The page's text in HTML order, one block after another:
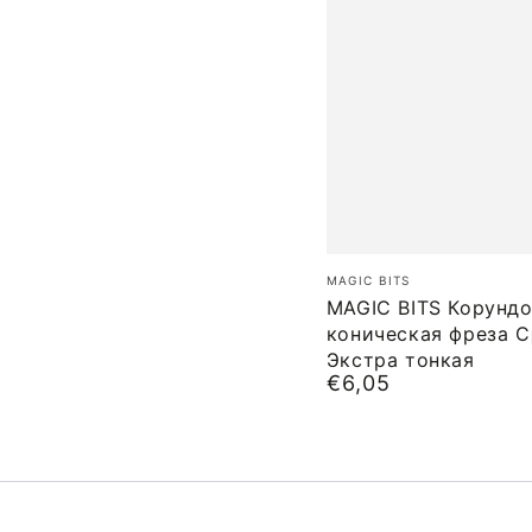
MAGIC
BITS
Корундовая
коническая
фреза
Бренд:
MAGIC BITS
MAGIC BITS
коническая фреза
Экстра тонкая
Обычная
€6,05